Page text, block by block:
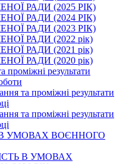
РАДИ (2025 РІК)
РАДИ (2024 РІК)
РАДИ (2023 РІК)
РАДИ (2022 рік)
РАДИ (2021 рік)
РАДИ (2020 рік)
проміжні результати
та проміжні результати
та проміжні результати
В УМОВАХ ВОЄННОГО
В УМОВАХ